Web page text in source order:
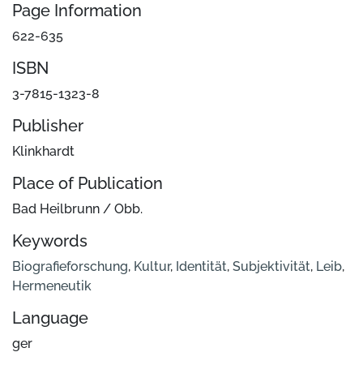
Page Information
622-635
ISBN
3-7815-1323-8
Publisher
Klinkhardt
Place of Publication
Bad Heilbrunn / Obb.
Keywords
Biografieforschung, Kultur, Identität, Subjektivität, Leib,
Hermeneutik
Language
ger